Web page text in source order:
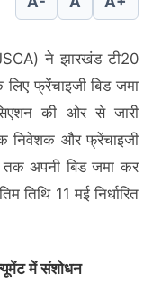
ने झारखंड टी20
फ्रेंचाइजी बिड जमा
की ओर से जारी
निवेशक और फ्रेंचाइजी
अपनी बिड जमा कर
11 मई निर्धारित
में संशोधन